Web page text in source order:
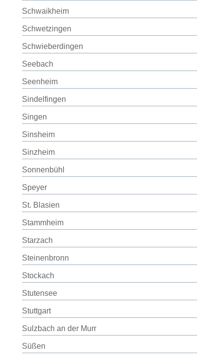
Schwaikheim
Schwetzingen
Schwieberdingen
Seebach
Seenheim
Sindelfingen
Singen
Sinsheim
Sinzheim
Sonnenbühl
Speyer
St. Blasien
Stammheim
Starzach
Steinenbronn
Stockach
Stutensee
Stuttgart
Sulzbach an der Murr
Süßen